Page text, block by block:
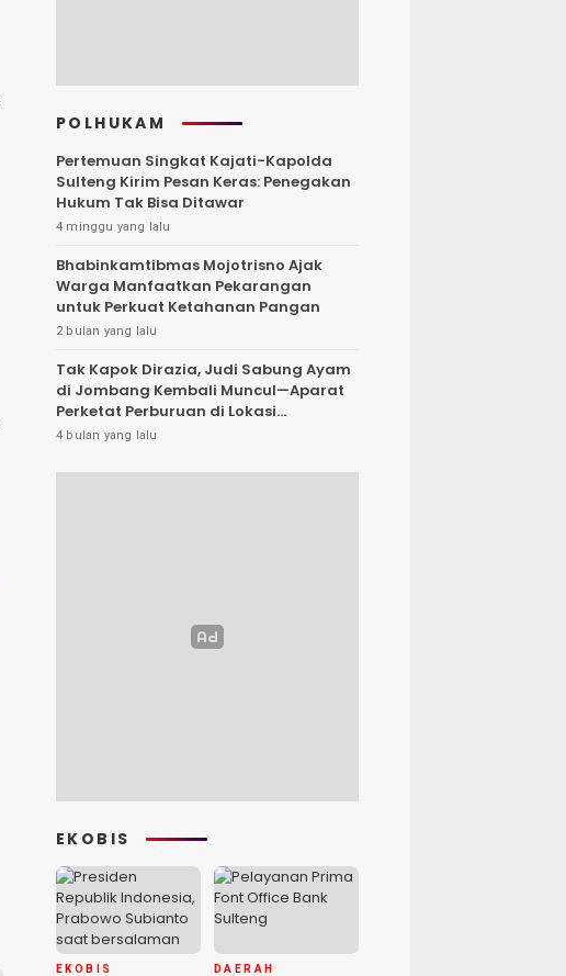
POLHUKAM
Pertemuan Singkat Kajati-Kapolda
Sulteng Kirim Pesan Keras: Penegakan
Hukum Tak Bisa Ditawar
4 minggu yang lalu
Bhabinkamtibmas Mojotrisno Ajak
Warga Manfaatkan Pekarangan
untuk Perkuat Ketahanan Pangan
2 bulan yang lalu
Tak Kapok Dirazia, Judi Sabung Ayam
di Jombang Kembali Muncul—Aparat
Perketat Perburuan di Lokasi
Tersembunyi
4 bulan yang lalu
EKOBIS
EKOBIS DAERAH